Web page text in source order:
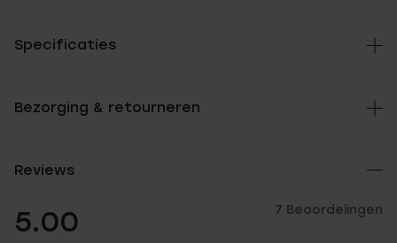
Specificaties
Bezorging & retourneren
Reviews
5.00 7 Beoordelingen